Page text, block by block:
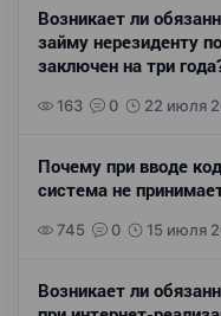
Возникает ли
займу нерезиденту
заключен на три
163 0 22 июля
Почему при вводе
система не
745 0 15 июля
Возникает ли